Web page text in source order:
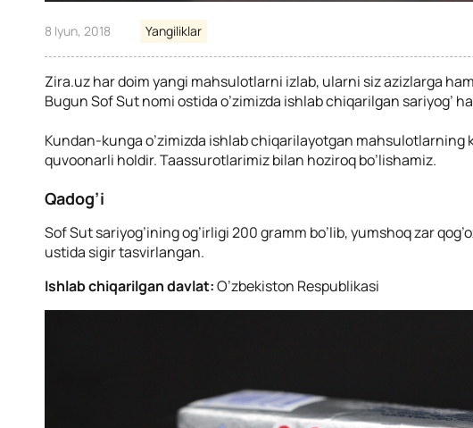
8 Iyun, 2018 Yangiliklar
Zira.uz har doim yangi mahsulotlarni izlab, ularni siz azizlarga
Bugun Sof Sut nomi ostida o’zimizda ishlab chiqarilgan sariyog’
Kundan-kunga o’zimizda ishlab chiqarilayotgan mahsulotlarning
quvoonarli holdir. Taassurotlarimiz bilan hoziroq bo’lishamiz.
Qadog’i
Sof Sut sariyog’ining og’irligi 200 gramm bo’lib, yumshoq zar
ustida sigir tasvirlangan.
Ishlab chiqarilgan davlat:O’zbekiston Respublikasi